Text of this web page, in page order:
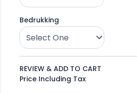
Bedrukking
REVIEW & ADD TO CART
Price Including Tax